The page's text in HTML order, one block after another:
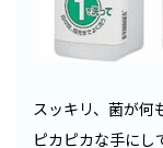
スッキリ、菌が何
ピカピカな手に